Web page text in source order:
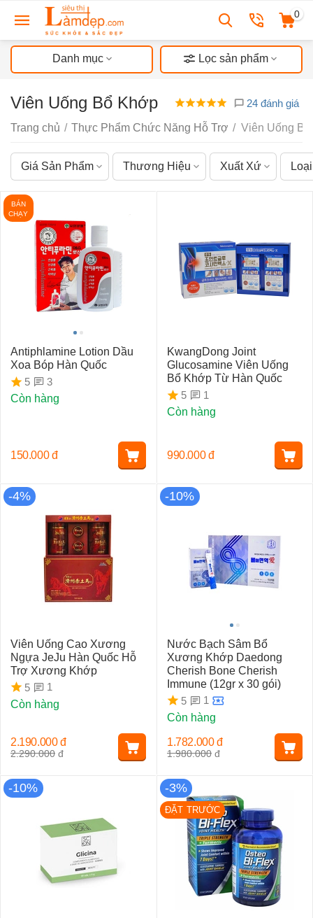
0
Danh mục Lọc sản phẩm
Viên Uống Bổ Khớp 24 đánh giá
Trang chủ / Thực Phẩm Chức Năng Hỗ Trợ / Viên Uống
Giá Sản Phẩm Thương Hiệu Xuất Xứ
BÁN
CHẠY
Antiphlamine Lotion Dầu
Xoa Bóp Hàn Quốc
5
3
Còn hàng
150.000 đ
KwangDong Joint
Glucosamine Viên Uống
Bổ Khớp Từ Hàn Quốc
5
1
Còn hàng
990.000 đ
-4%
Viên Uống Cao Xương
Ngựa JeJu Hàn Quốc Hỗ
Trợ Xương Khớp
5
1
Còn hàng
2.290.000 đ
2.190.000 đ
-10%
Nước Bạch Sâm Bổ
Xương Khớp Daedong
Cherish Bone Cherish
Immune (12gr x 30 gói)
5
1
Còn hàng
1.980.000 đ
1.782.000 đ
-10% -3%
ĐẶT TRƯỚC